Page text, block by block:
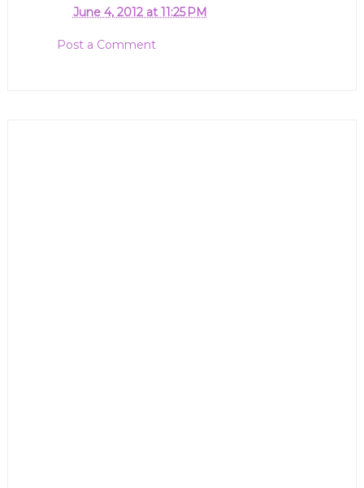
June 4, 2012 at 11:25 PM
Post a Comment